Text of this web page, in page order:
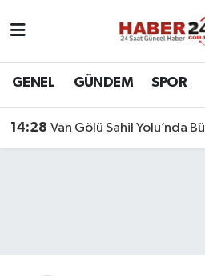
GENEL GÜNDEM SPOR
14:28 Van Gölü Sahil Yolu’nda Büyük Adım:
Nöbetçi Eczaneler